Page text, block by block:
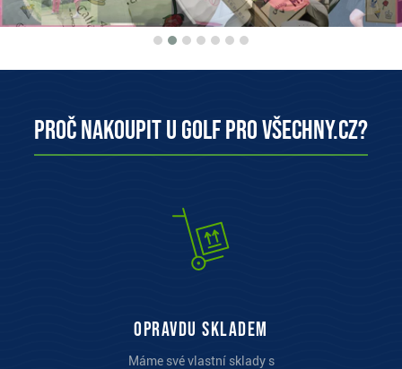
Proč nakoupit u Golf pro všechny.cz?
opravdu skladem
Máme své vlastní sklady s